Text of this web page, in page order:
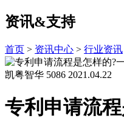
资讯&支持
首页 > 资讯中心 > 行业资讯
凯粤智华 5086 2021.04.22
专利申请流